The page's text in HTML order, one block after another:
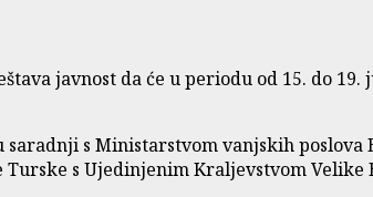
javnost da će u periodu od 15. do
saradnji s Ministarstvom vanjskih
s Ujedinjenim Kraljevstvom